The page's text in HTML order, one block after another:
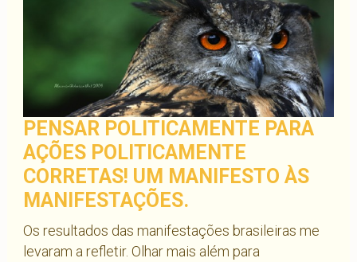
PENSAR POLITICAMENTE PARA
AÇÕES POLITICAMENTE
CORRETAS! UM MANIFESTO ÀS
MANIFESTAÇÕES.
Os resultados das manifestações brasileiras me
levaram a refletir. Olhar mais além para